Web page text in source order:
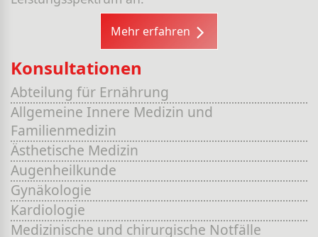
Mehr erfahren
Konsultationen
Abteilung für Ernährung
Allgemeine Innere Medizin und
Familienmedizin
Ästhetische Medizin
Augenheilkunde
Gynäkologie
Kardiologie
Medizinische und chirurgische Notfälle